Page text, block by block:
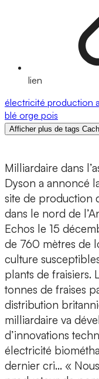
lien
électricité production
blé orge pois
Afficher plus de tags
Milliardaire dans
Dyson a annoncé
site de production
dans le nord de
Echos le 15
de 760 mètres de
culture
plants de fraisiers.
tonnes de fraises
distribution
milliardaire va
d’innovations
électricité
dernier cri… «